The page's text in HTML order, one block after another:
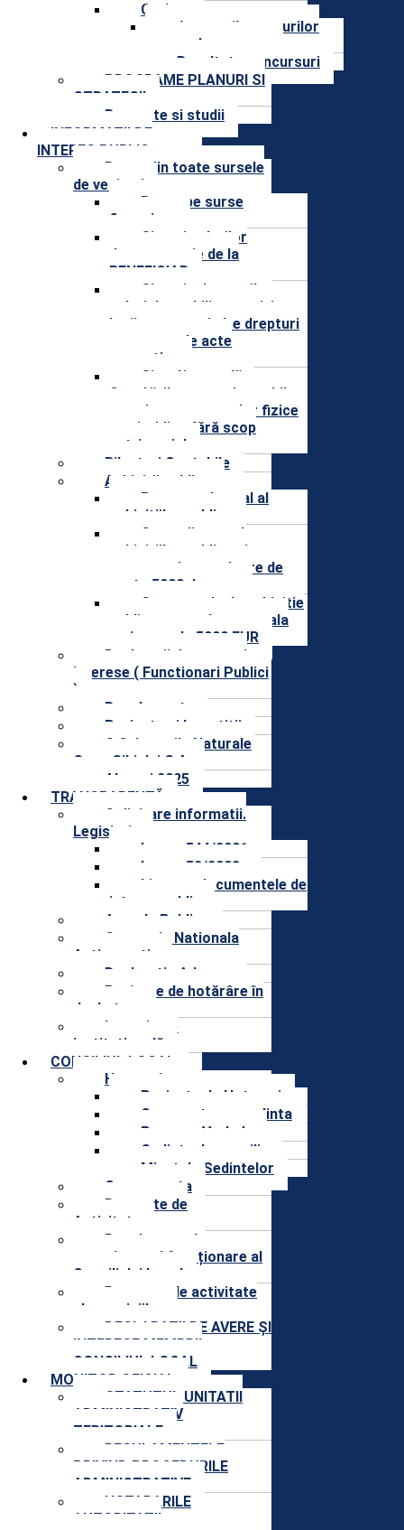
Cariera
Anunturile posturilor
scoase la concurs
Rezultate concursuri
PROGRAME PLANURI SI
STRATEGII
Rapoarte si studii
INFORMAȚII DE
INTERES PUBLIC
Buget din toate sursele
de venituri
Buget pe surse
financiare
Situatia platilor
documentatie de la
BENEFICIAR
Situatia drepturilor
salariale stabilite potrivit
legii, precum si alte drepturi
prevazute de acte
normative
Situaţia anuală a
finanţărilor nerambursabile
acordate persoanelor fizice
sau juridice fără scop
patrimonial
Bilanturi Contabile
Achizitii publice
Programul anual al
achizitiilor publice
Centralizatorul
achizitiilor publice si
contractele cu valoare de
peste 5000 de euro
Contractele de achizitie
publica cu o valoare totala
mai mare de 5000 EUR
Declaratii de avere si
interese ( Functionari Publici
)
Regulamente
Proiecte și Investitii
S.C. Lacurile Naturale
Ocna Sibiului.S.A.
Alegeri 2025
TRANSPARENȚĂ
Solicitare informatii.
Legislatie
Legea 544/2001
Legea 52/2003
Lista cu documentele de
interes public
Agenda Publica
Strategia Nationala
Anticoruptie
Declaratie Aderare
Proiecte de hotărâre în
dezbatere
Integritate
instituțională
CONSILIUL LOCAL
Hotarari
Proiecte de Hotarari
Convocatoare sedinta
Procese Verbale
Sedinte de consiliu
Minutele Sedintelor
Componenta
Rapoarte de
Activitate
Regulament de
organizare și funcționare al
Consiliului Local
Rapoarte de activitate
ale comisiilor
DECLARAȚII DE AVERE ȘI
INTERESE MEMBRII
CONSILIUL LOCAL
MONITOR OFICIAL
STATUTUL UNITATII
ADMINISTRATIV
TERITORIALE
REGULAMENTELE
PRIVIND PROCEDURILE
ADMINISTRATIVE
HOTARARILE
AUTORITATII